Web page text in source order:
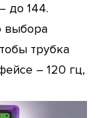
до 144.
выбора
трубка
– 120 гц,